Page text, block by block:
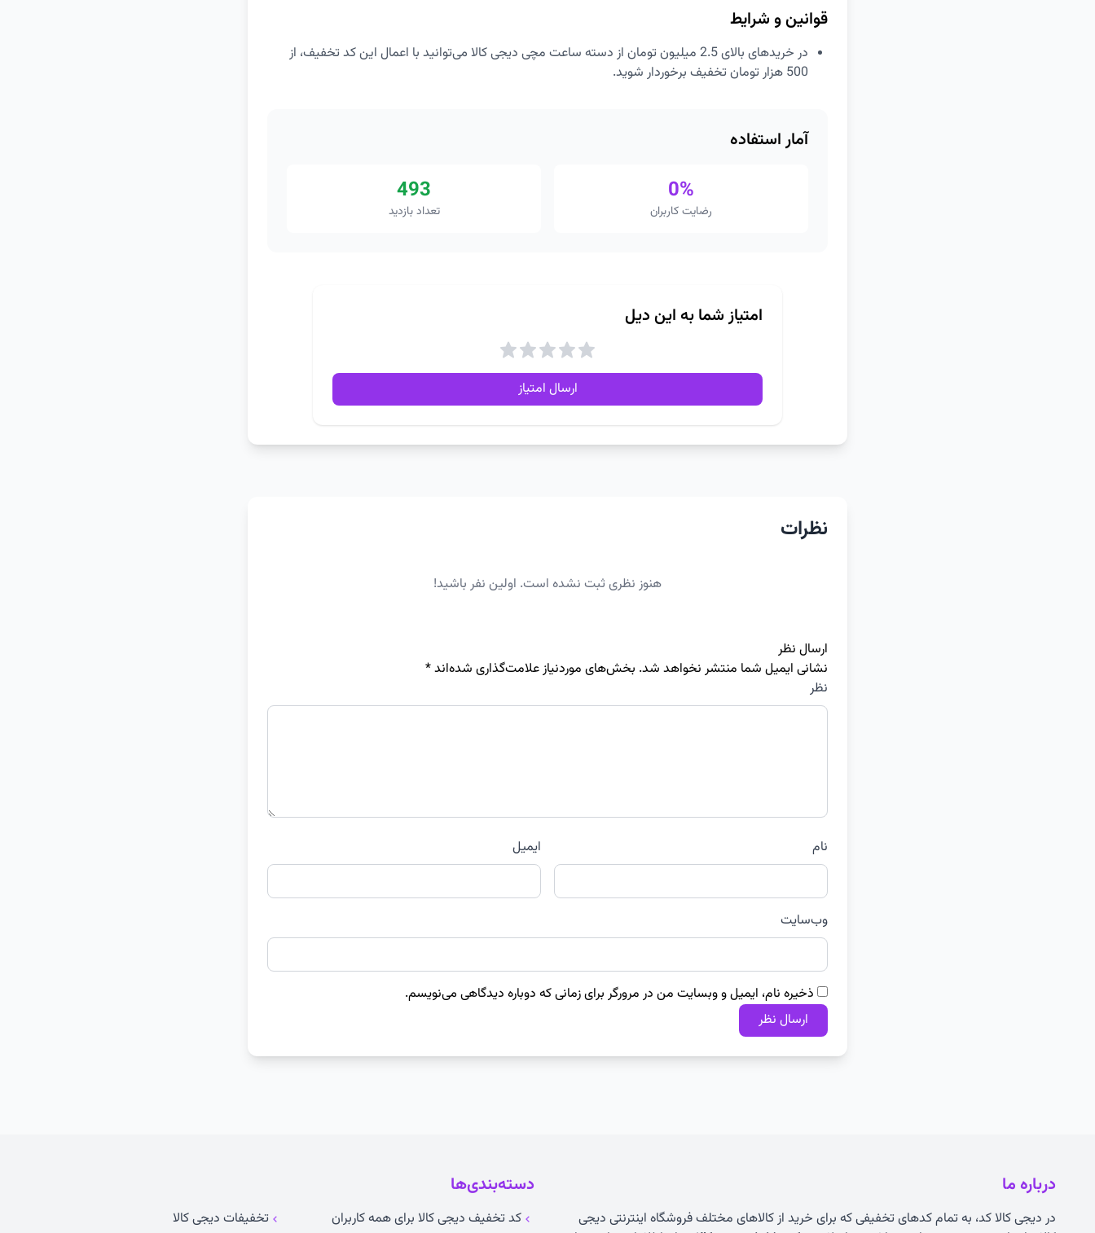
قوانین و شرایط
در خریدهای بالای 2.5 میلیون تومان از دسته ساعت مچی دیجی کالا می‌توانید با اعمال این کد تخفیف، از
500 هزار تومان تخفیف برخوردار شوید.
آمار استفاده
0%
رضایت کاربران
493
تعداد بازدید
امتیاز شما به این دیل
ارسال امتیاز
نظرات
هنوز نظری ثبت نشده است. اولین نفر باشید!
ارسال نظر
نشانی ایمیل شما منتشر نخواهد شد. بخش‌های موردنیاز علامت‌گذاری شده‌اند*
نظر
نام ایمیل
وب‌سایت
ذخیره نام، ایمیل و وبسایت من در مرورگر برای زمانی که دوباره دیدگاهی می‌نویسم.
درباره ما
در دیجی کالا کد، به تمام کدهای تخفیفی که برای خرید از کالاهای مختلف فروشگاه اینترنتی دیجی
دسته‌بندی‌ها
کد تخفیف دیجی کالا برای همه کاربران تخفیفات دیجی کالا